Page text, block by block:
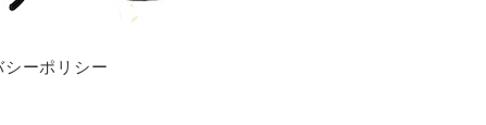
シーポリシー